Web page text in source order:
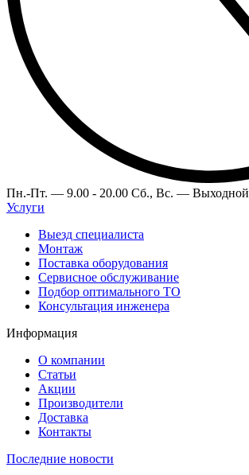
Пн.-Пт. — 9.00 - 20.00 Сб., Вс. — Выходной
Услуги
Выезд специалиста
Монтаж
Поставка оборудования
Сервисное обслуживание
Подбор оптимального ТО
Консультация инженера
Информация
О компании
Статьи
Акции
Производители
Доставка
Контакты
Последние новости